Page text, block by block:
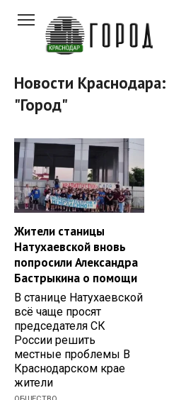
контенту
Новости
"Город"
Жители станицы
Натухаевской вновь
попросили Александра
Бастрыкина о помощи
В станице Натухаевской
всё чаще просят
председателя СК
России решить
местные проблемы В
Краснодарском крае
жители